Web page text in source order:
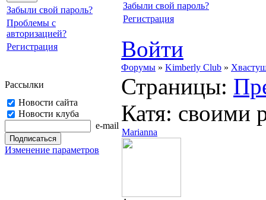
Забыли свой пароль?
Проблемы с
авторизацией?
Регистрация
Рассылки
Новости сайта
Новости клуба
e-mail
Изменение параметров
Забыли свой пароль?
Регистрация
Войти
Форумы » Kimberly Club »
Страницы:
Катя: своими
Marianna